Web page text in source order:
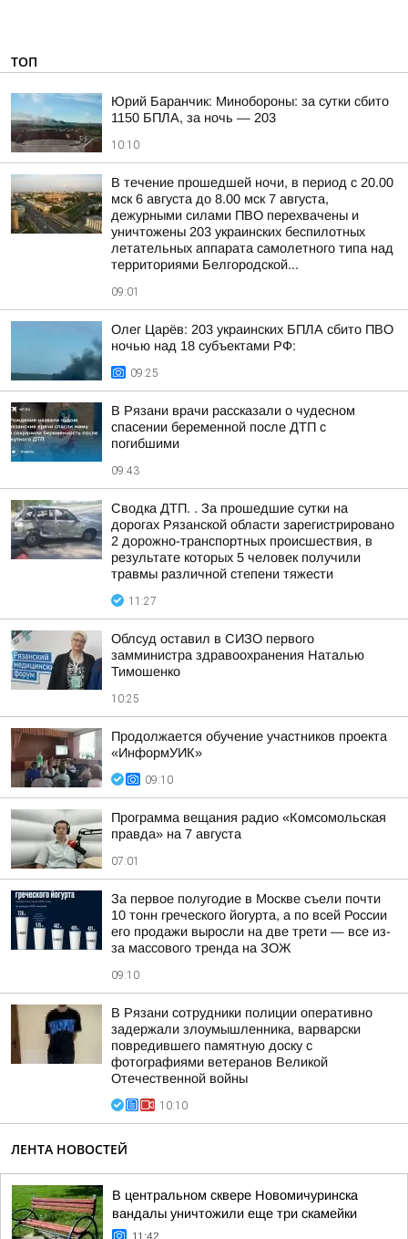
ТОП
Юрий Баранчик: Минобороны: за сутки сбито
1150 БПЛА, за ночь — 203
10:10
В течение прошедшей ночи, в период с 20.00
мск 6 августа до 8.00 мск 7 августа,
дежурными силами ПВО перехвачены и
уничтожены 203 украинских беспилотных
летательных аппарата самолетного типа над
территориями Белгородской...
09:01
Олег Царёв: 203 украинских БПЛА сбито ПВО
ночью над 18 субъектами РФ:
09:25
В Рязани врачи рассказали о чудесном
спасении беременной после ДТП с
погибшими
09:43
Сводка ДТП. . За прошедшие сутки на
дорогах Рязанской области зарегистрировано
2 дорожно-транспортных происшествия, в
результате которых 5 человек получили
травмы различной степени тяжести
11:27
Облсуд оставил в СИЗО первого
замминистра здравоохранения Наталью
Тимошенко
10:25
Продолжается обучение участников проекта
«ИнформУИК»
09:10
Программа вещания радио «Комсомольская
правда» на 7 августа
07:01
За первое полугодие в Москве съели почти
10 тонн греческого йогурта, а по всей России
его продажи выросли на две трети — все из-
за массового тренда на ЗОЖ
09:10
В Рязани сотрудники полиции оперативно
задержали злоумышленника, варварски
повредившего памятную доску с
фотографиями ветеранов Великой
Отечественной войны
10:10
ЛЕНТА НОВОСТЕЙ
В центральном сквере Новомичуринска
вандалы уничтожили еще три скамейки
11:42